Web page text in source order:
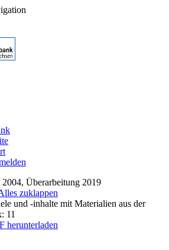
Überarbeitung 2019
zuklappen
und -inhalte mit Materialien aus der
11
herunterladen